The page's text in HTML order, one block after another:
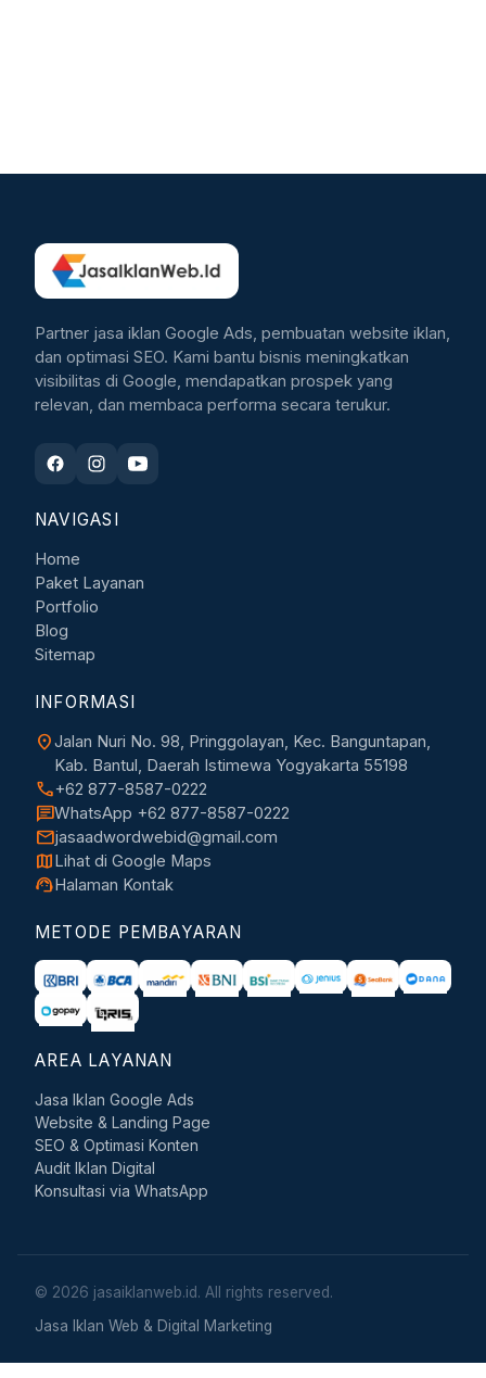
Partner jasa iklan Google Ads, pembuatan website iklan,
dan optimasi SEO. Kami bantu bisnis meningkatkan
visibilitas di Google, mendapatkan prospek yang
relevan, dan membaca performa secara terukur.
NAVIGASI
Home
Paket Layanan
Portfolio
Blog
Sitemap
INFORMASI
location_onJalan Nuri No. 98, Pringgolayan, Kec. Banguntapan,
Kab. Bantul, Daerah Istimewa Yogyakarta 55198
call+62 877-8587-0222
chatWhatsApp +62 877-8587-0222
mailjasaadwordwebid@gmail.com
mapLihat di Google Maps
support_agentHalaman Kontak
METODE PEMBAYARAN
AREA LAYANAN
Jasa Iklan Google Ads
Website & Landing Page
SEO & Optimasi Konten
Audit Iklan Digital
Konsultasi via WhatsApp
© 2026 jasaiklanweb.id. All rights reserved.
Jasa Iklan Web & Digital Marketing